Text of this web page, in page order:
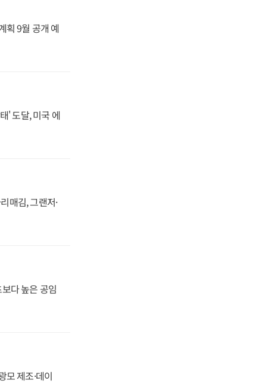
획 9월 공개 예
' 도달, 미국 에
매김, 그랜저·
다 높은 공임
모 제조·데이